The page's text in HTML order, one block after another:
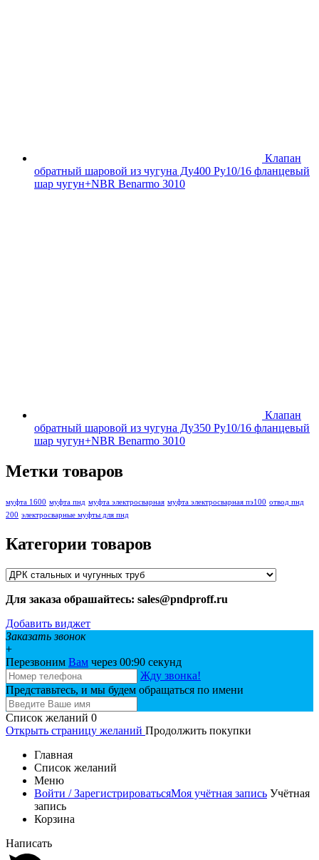
Клапан
обратный шаровой из чугуна Ду400 Ру10/16 фланцевый
шар чугун+NBR Benarmo 3010
Клапан
обратный шаровой из чугуна Ду350 Ру10/16 фланцевый
шар чугун+NBR Benarmo 3010
Метки товаров
муфта 1600 муфта пнд муфта электросварная муфта электросварная пэ100 отвод пнд
200 электросварные муфты для пнд
Категории товаров
Для заказа обрашайтесь: sales@pndproff.ru
Добавить виджет
Заказать звонок
+
Перезвоним Вам через 00:90 секунд
Жду звонка!
Представьтесь, и мы будем обращаться по имени
Список желаний 0
Открыть страницу желаний Продолжить покупки
Главная
Список желаний
Меню
Войти / ЗарегистрироватьсяМоя учётная запись Учётная
запись
Корзина
Написать